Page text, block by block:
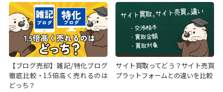
【ブログ売却】雑記/特化ブログ
徹底比較・1.5倍高く売れるのは
どっち？
サイト買取ってどう？サイト売買
プラットフォームとの違いを比較